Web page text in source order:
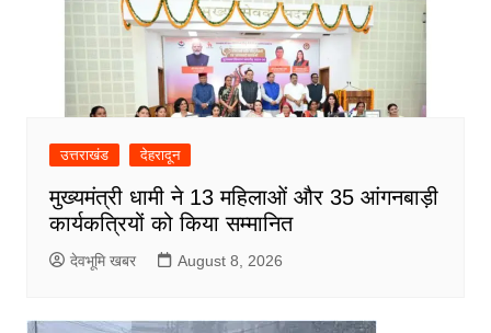
उत्तराखंड देहरादून
मुख्यमंत्री धामी ने 13 महिलाओं और 35 आंगनबाड़ी
कार्यकत्रियों को किया सम्मानित
देवभूमि खबर August 8, 2026